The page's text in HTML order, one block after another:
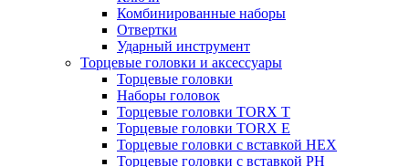
Комбинированные наборы
Отвертки
Ударный инструмент
Торцевые головки и аксессуары
Торцевые головки
Наборы головок
Торцевые головки TORX T
Торцевые головки TORX Е
Торцевые головки с вставкой HEX
Торцевые головки с вставкой PH